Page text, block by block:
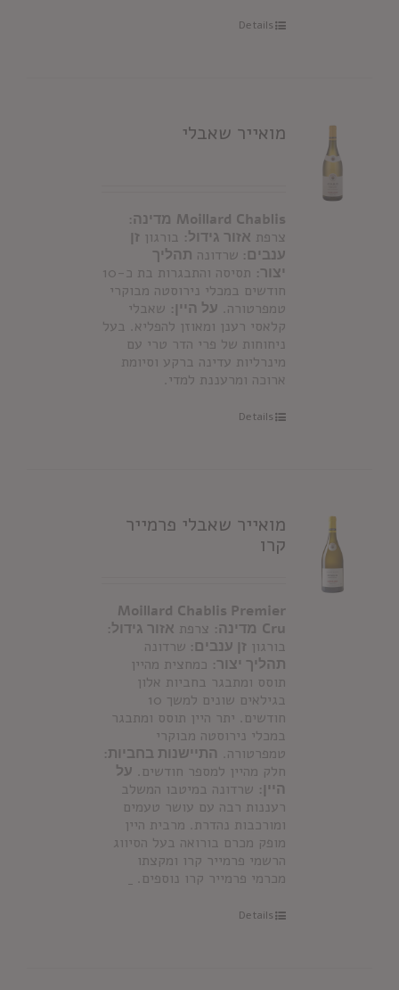
Details
מואייר שאבלי
Moillard Chablis מדינה:
צרפת אזור גידול: בורגון זן
ענבים: שרדונה תהליך
יצור:
תסיסה והתבגרות בת כ-10
חודשים במכלי נירוסטה מבוקרי
טמפרטורה. על היין: שאבלי
קלאסי רענן ומאוזן להפליא. בעל
ניחוחות של פרי הדר טרי עם
מינרליות עדינה ברקע וסיומת
ארוכה ומרעננת למדי.
Details
מואייר שאבלי פרמייר
קרו
Moillard Chablis Premier
Cru מדינה: צרפת אזור גידול:
בורגון זן ענבים: שרדונה
תהליך יצור: כמחצית מהיין
תוסס ומתבגר בחביות אלון
בגילאים שונים למשך 10
חודשים. יתר היין תוסס ומתבגר
במכלי נירוסטה מבוקרי
טמפרטורה. התיישנות בחביות:
חלק מהיין למספר חודשים. על
היין: שרדונה במיטבו המשלב
רעננות רבה עם עושר טעמים
ומורכבות נהדרת. מרבית היין
מופק מכרם בורואה בעל הסיווג
הרשמי פרמייר קרו ומקצתו
מכרמי פרמייר קרו נוספים.
Details